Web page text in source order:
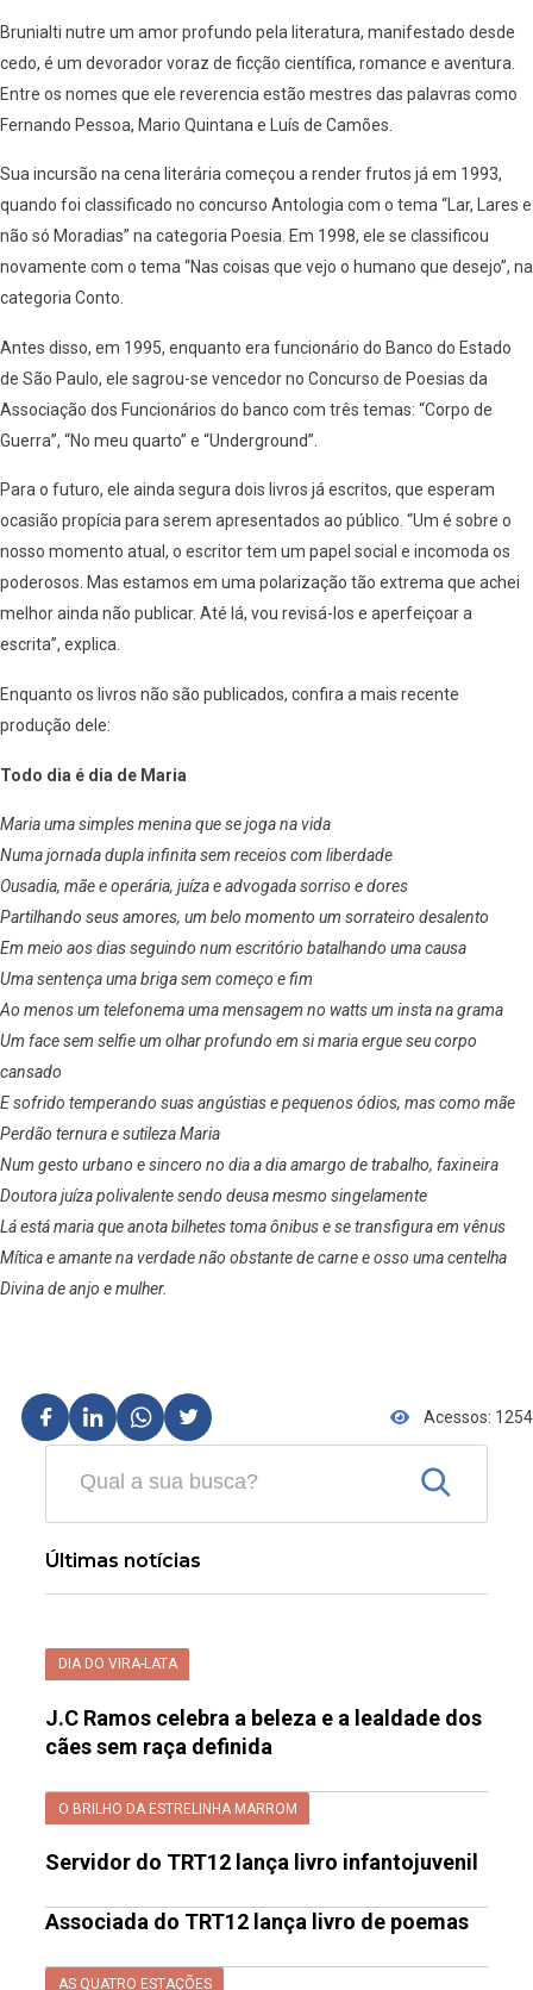
Brunialti nutre um amor profundo pela literatura, manifestado desde
cedo, é um devorador voraz de ficção científica, romance e aventura.
Entre os nomes que ele reverencia estão mestres das palavras como
Fernando Pessoa, Mario Quintana e Luís de Camões.
Sua incursão na cena literária começou a render frutos já em 1993,
quando foi classificado no concurso Antologia com o tema “Lar, Lares e
não só Moradias” na categoria Poesia. Em 1998, ele se classificou
novamente com o tema “Nas coisas que vejo o humano que desejo”, na
categoria Conto.
Antes disso, em 1995, enquanto era funcionário do Banco do Estado
de São Paulo, ele sagrou-se vencedor no Concurso de Poesias da
Associação dos Funcionários do banco com três temas: “Corpo de
Guerra”, “No meu quarto” e “Underground”.
Para o futuro, ele ainda segura dois livros já escritos, que esperam
ocasião propícia para serem apresentados ao público. “Um é sobre o
nosso momento atual, o escritor tem um papel social e incomoda os
poderosos. Mas estamos em uma polarização tão extrema que achei
melhor ainda não publicar. Até lá, vou revisá-los e aperfeiçoar a
escrita”, explica.
Enquanto os livros não são publicados, confira a mais recente
produção dele:
Todo dia é dia de Maria
Maria uma simples menina que se joga na vida
Numa jornada dupla infinita sem receios com liberdade
Ousadia, mãe e operária, juíza e advogada sorriso e dores
Partilhando seus amores, um belo momento um sorrateiro desalento
Em meio aos dias seguindo num escritório batalhando uma causa
Uma sentença uma briga sem começo e fim
Ao menos um telefonema uma mensagem no watts um insta na grama
Um face sem selfie um olhar profundo em si maria ergue seu corpo
cansado
E sofrido temperando suas angústias e pequenos ódios, mas como mãe
Perdão ternura e sutileza Maria
Num gesto urbano e sincero no dia a dia amargo de trabalho, faxineira
Doutora juíza polivalente sendo deusa mesmo singelamente
Lá está maria que anota bilhetes toma ônibus e se transfigura em vênus
Mítica e amante na verdade não obstante de carne e osso uma centelha
Divina de anjo e mulher.
Acessos: 1254
Últimas notícias
DIA DO VIRA-LATA
J.C Ramos celebra a beleza e a lealdade dos
cães sem raça definida
O BRILHO DA ESTRELINHA MARROM
Servidor do TRT12 lança livro infantojuvenil
Associada do TRT12 lança livro de poemas
AS QUATRO ESTAÇÕES